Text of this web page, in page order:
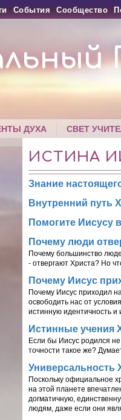
События Сообщество
ДУХА СВЕТ
ИСТИНА
Знание
Внутренний путь
Помогите Иисусу
Почему люди
Почему большинство
- отвергают Христа? Но
Почему Иисус
Почему Иисус приходил
освободить нас от
истинную идентичность
Истинные учения
Если бы Иисус родился
точности такое же?
Универсальность
Поскольку официальное
на этой планете
догматичную,
людям, даже если они